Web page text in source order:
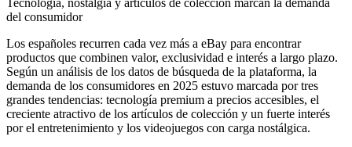
Tecnología, nostalgia y artículos de colección marcan la demanda
del consumidor
Los españoles recurren cada vez más a eBay para encontrar
productos que combinen valor, exclusividad e interés a largo plazo.
Según un análisis de los datos de búsqueda de la plataforma, la
demanda de los consumidores en 2025 estuvo marcada por tres
grandes tendencias: tecnología premium a precios accesibles, el
creciente atractivo de los artículos de colección y un fuerte interés
por el entretenimiento y los videojuegos con carga nostálgica.